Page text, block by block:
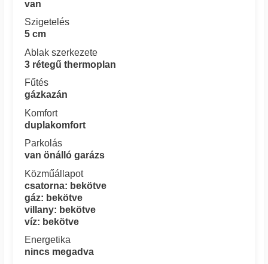
van
Szigetelés
5 cm
Ablak szerkezete
3 rétegű thermoplan
Fűtés
gázkazán
Komfort
duplakomfort
Parkolás
van önálló garázs
Közműállapot
csatorna: bekötve
gáz: bekötve
villany: bekötve
víz: bekötve
Energetika
nincs megadva